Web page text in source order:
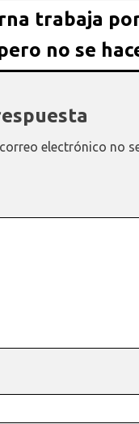
trabaja
no se
electrónico no